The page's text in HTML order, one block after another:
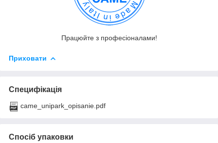
Працюйте з професіоналами!
Приховати
Специфікація
came_unipark_opisanie.pdf
Спосіб упаковки